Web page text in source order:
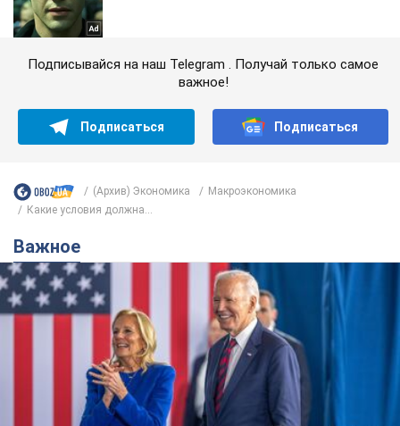
Подписывайся на наш Telegram . Получай только самое
важное!
Подписаться Подписаться
(Архив) Экономика
Mакроэкономика
Какие условия должна...
Важное